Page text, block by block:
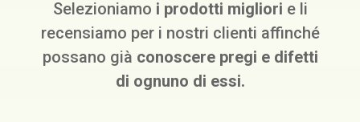
Selezioniamo i prodotti migliori e li
recensiamo per i nostri clienti affinché
possano già conoscere pregi e difetti
di ognuno di essi.